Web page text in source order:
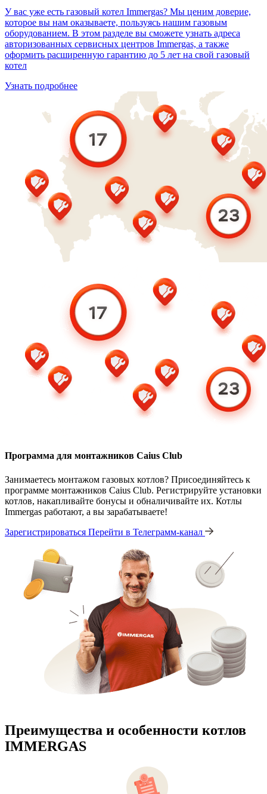
У вас уже есть газовый котел Immergas? Мы ценим доверие,
которое вы нам оказываете, пользуясь нашим газовым
оборудованием. В этом разделе вы сможете узнать адреса
авторизованных сервисных центров Immergas, а также
оформить расширенную гарантию до 5 лет на свой газовый
котел
Узнать подробнее
Программа для монтажников Caius Club
Занимаетесь монтажом газовых котлов? Присоединяйтесь к
программе монтажников Caius Club. Регистрируйте установки
котлов, накапливайте бонусы и обналичивайте их. Котлы
Immergas работают, а вы зарабатываете!
Зарегистрироваться Перейти в Телеграмм-канал
Преимущества и особенности котлов
IMMERGAS